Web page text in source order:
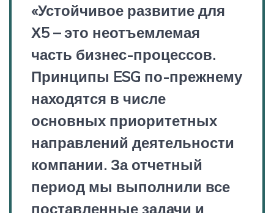
«Устойчивое развитие для
Х5 – это неотъемлемая
часть бизнес-процессов.
Принципы ESG по-прежнему
находятся в числе
основных приоритетных
направлений деятельности
компании. За отчетный
период мы выполнили все
поставленные задачи и